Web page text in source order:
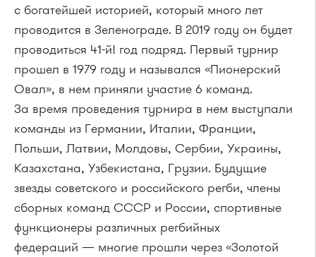
с богатейшей историей, который много лет
проводится в Зеленограде. В 2019 году он будет
проводиться 41-й! год подряд. Первый турнир
прошел в 1979 году и назывался «Пионерский
Овал», в нем приняли участие 6 команд.
За время проведения турнира в нем выступали
команды из Германии, Италии, Франции,
Польши, Латвии, Молдовы, Сербии, Украины,
Казахстана, Узбекистана, Грузии. Будущие
звезды советского и российского регби, члены
сборных команд СССР и России, спортивные
функционеры различных регбийных
федераций — многие прошли через «Золотой